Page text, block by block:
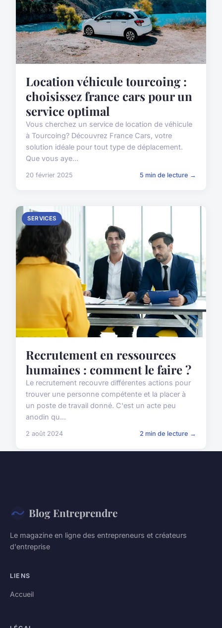
Location véhicule tourcoing :
choisissez france cars pour un
service optimal
Vous cherchez un service de location de véhicule
à Tourcoing? Découvrez France Cars, votre
solution idéale pour tout type de déplacement.
Que vous aye...
20 février 2025 5 min de lecture →
SERVICES
Recrutement en ressources
humaines : comment le faire ?
Le recrutement recouvre différentes actions pour
trouver une personne compétente et la placer à
un poste de travail donné. C'est un acte peu
anodin qu...
2 août 2024 2 min de lecture →
Blog Entreprendre
Le magazine en ligne des entrepreneurs et créateurs
d'entreprise
LIENS
Accueil